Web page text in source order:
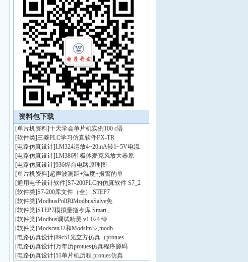
资料包下载
[单片机资料]十天学会单片机实例100 c语
[软件类]三菱PLC学习仿真软件FX-TR
[电路仿真设计]LM324运放4~20mA转1~5V电流
[电路仿真设计]LM386驻极体麦克风放大器原
[电路仿真设计]936焊台电路原理图
[单片机资料]超声波测距+温度+报警的单
[通用电子设计软件]S7-200PLC的仿真软件 S7_2
[软件类]S7-200库文件（全）,STEP7
[软件类]ModbusPoll和ModbusSalve免
[软件类]STEP7模拟量指令库 Smart_
[软件类]Modbus调试精灵 v1.024 绿
[软件类]Modscan32和Modsim32,modb
[电路仿真设计]89c51光立方仿真（protues
[电路仿真设计]万年历protues仿真程序源码
[电路仿真设计]51单片机历程 protues仿真